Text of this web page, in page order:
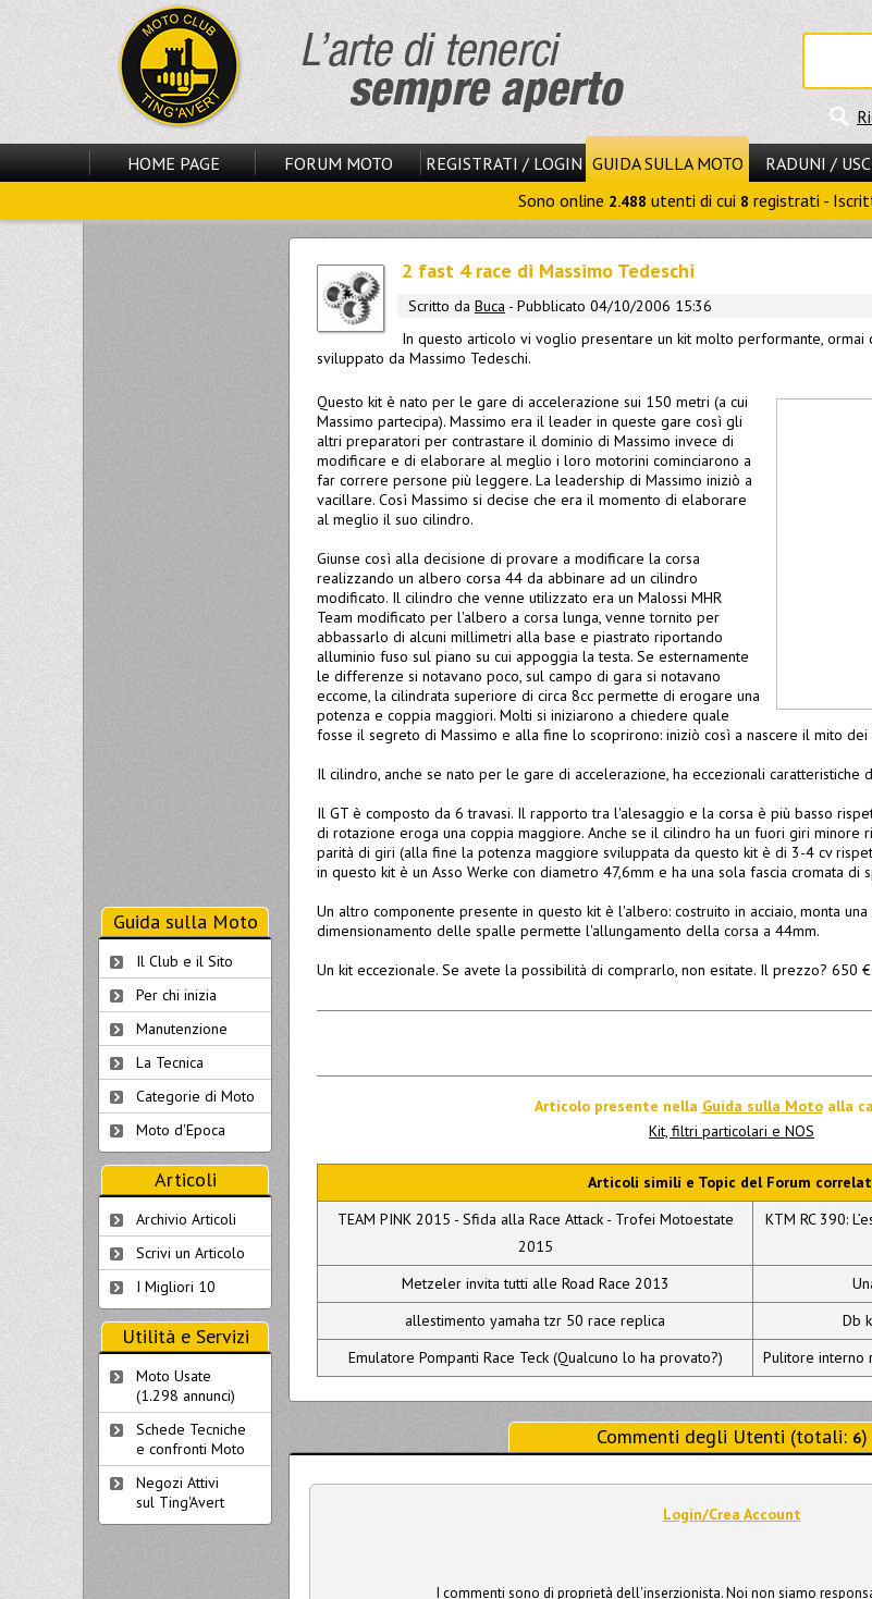
HOME PAGE FORUM MOTO REGISTRATI / LOGIN GUIDA SULLA MOTO RADUNI /
Sono online 2.488 utenti di cui 8 registrati -
2 fast 4 race di Massimo Tedeschi
Scritto da Buca - Pubblicato 04/10/2006 15:36
In questo articolo vi voglio presentare un kit molto performante, ormai
sviluppato da Massimo Tedeschi.
Questo kit è nato per le gare di accelerazione sui 150 metri (a cui
Massimo partecipa). Massimo era il leader in queste gare così gli
altri preparatori per contrastare il dominio di Massimo invece di
modificare e di elaborare al meglio i loro motorini cominciarono a
far correre persone più leggere. La leadership di Massimo iniziò a
vacillare. Così Massimo si decise che era il momento di elaborare
al meglio il suo cilindro.
Giunse così alla decisione di provare a modificare la corsa
realizzando un albero corsa 44 da abbinare ad un cilindro
modificato. Il cilindro che venne utilizzato era un Malossi MHR
Team modificato per l'albero a corsa lunga, venne tornito per
abbassarlo di alcuni millimetri alla base e piastrato riportando
alluminio fuso sul piano su cui appoggia la testa. Se esternamente
le differenze si notavano poco, sul campo di gara si notavano
eccome, la cilindrata superiore di circa 8cc permette di erogare una
potenza e coppia maggiori. Molti si iniziarono a chiedere quale
fosse il segreto di Massimo e alla fine lo scoprirono: iniziò così a nascere il mito dei
Il cilindro, anche se nato per le gare di accelerazione, ha eccezionali caratteristiche
Il GT è composto da 6 travasi. Il rapporto tra l'alesaggio e la corsa è più basso
di rotazione eroga una coppia maggiore. Anche se il cilindro ha un fuori giri minore
parità di giri (alla fine la potenza maggiore sviluppata da questo kit è di 3-4 cv
in questo kit è un Asso Werke con diametro 47,6mm e ha una sola fascia cromata di
Un altro componente presente in questo kit è l'albero: costruito in acciaio, monta
dimensionamento delle spalle permette l'allungamento della corsa a 44mm.
Un kit eccezionale. Se avete la possibilità di comprarlo, non esitate. Il prezzo? 650 €.
Articolo presente nella Guida sulla Motoalla
Kit, filtri particolari e NOS
Articoli simili e Topic del Forum
TEAM PINK 2015 - Sfida alla Race Attack - Trofei Motoestate
2015
KTM RC 390:
Metzeler invita tutti alle Road Race 2013
allestimento yamaha tzr 50 race replica
Db
Emulatore Pompanti Race Teck (Qualcuno lo ha provato?)
Pulitore interno
Commenti degli Utenti (totali: 6)
Login/Crea Account
I commenti sono di proprietà dell'inserzionista. Noi non siamo
Guida sulla Moto
Il Club e il Sito
Per chi inizia
Manutenzione
La Tecnica
Categorie di Moto
Moto d'Epoca
Articoli
Archivio Articoli
Scrivi un Articolo
I Migliori 10
Utilità e Servizi
Moto Usate
(1.298 annunci)
Schede Tecniche
e confronti Moto
Negozi Attivi
sul Ting'Avert